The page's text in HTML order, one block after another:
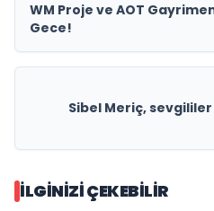
WM Proje ve AOT
Gece!
Sibel Meriç,
İLGINIZI ÇEKEBILIR